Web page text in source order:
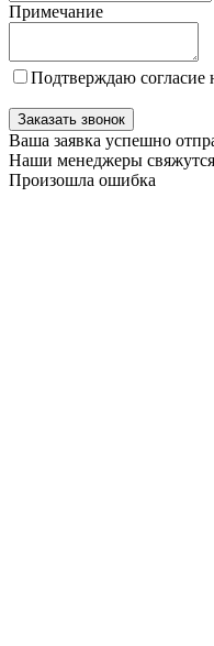
Примечание
Подтверждаю согласие
Заказать звонок
Ваша заявка успешно
Наши менеджеры
Произошла ошибка